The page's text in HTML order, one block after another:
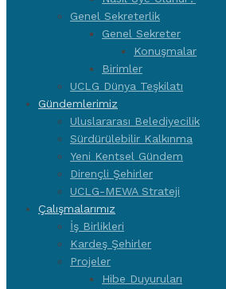
Genel Sekreterlik
Genel Sekreter
Konuşmalar
Birimler
UCLG Dünya Teşkilatı
Gündemlerimiz
Uluslararası Belediyecilik
Sürdürülebilir Kalkınma
Yeni Kentsel Gündem
Dirençli Şehirler
UCLG-MEWA Strateji
Çalışmalarımız
İş Birlikleri
Kardeş Şehirler
Projeler
Hibe Duyuruları